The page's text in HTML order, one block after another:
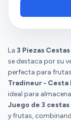
La 3 Piezas
se destaca por su
perfecta para
Tradineur - Cesta
ideal para
Juego de 3
y frutas,